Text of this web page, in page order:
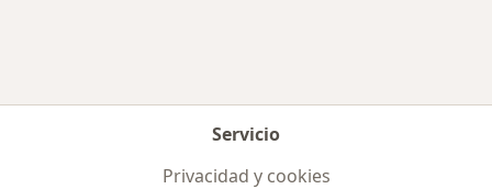
Servicio
Privacidad y cookies